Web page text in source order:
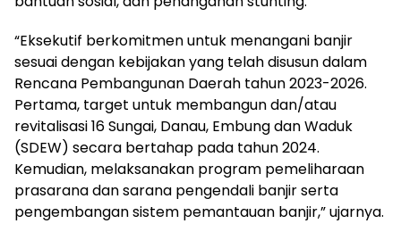
“Eksekutif berkomitmen untuk menangani banjir
sesuai dengan kebijakan yang telah disusun dalam
Rencana Pembangunan Daerah tahun 2023-2026.
Pertama, target untuk membangun dan/atau
revitalisasi 16 Sungai, Danau, Embung dan Waduk
(SDEW) secara bertahap pada tahun 2024.
Kemudian, melaksanakan program pemeliharaan
prasarana dan sarana pengendali banjir serta
pengembangan sistem pemantauan banjir,” ujarnya.